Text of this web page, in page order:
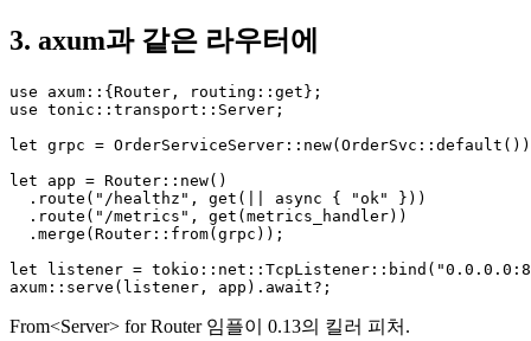
3. axum과 같은 라우터에
use axum::{Router, routing::get};
use tonic::transport::Server;
let grpc =
let app = Router::new()
  .route("/healthz", get(|| async { "ok" }))
  .route("/metrics", get(metrics_handler))
  .merge(Router::from(grpc));
let listener =
axum::serve(listener, app).await?;
From<Server> for Router 임플이 0.13의 킬러 피처.